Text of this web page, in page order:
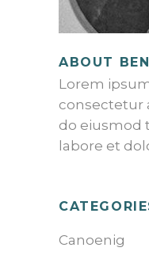
ABOUT
Lorem
consectetur
do eiusmod
labore et
Canoenig